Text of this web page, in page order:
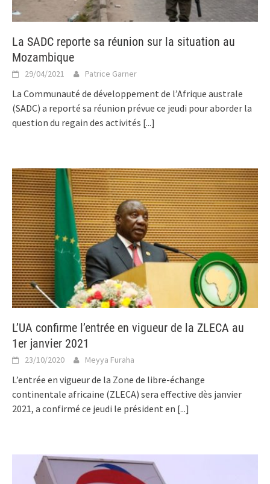
La SADC reporte sa réunion sur la situation au
Mozambique
29/04/2021 Patrice Garner
La Communauté de développement de l’Afrique australe
(SADC) a reporté sa réunion prévue ce jeudi pour aborder la
question du regain des activités [...]
L’UA confirme l’entrée en vigueur de la ZLECA au
1er janvier 2021
23/10/2020 Meyya Furaha
L’entrée en vigueur de la Zone de libre-échange
continentale africaine (ZLECA) sera effective dès janvier
2021, a confirmé ce jeudi le président en [...]